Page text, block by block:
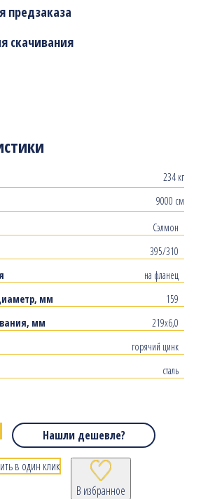
234 кг
9000 см
Сэлмон
395/310
на фланец
мм
159
мм
219х6,0
горячий цинк
сталь
предзаказа
скачивания
Нашли дешевле?
В избранное
в один клик